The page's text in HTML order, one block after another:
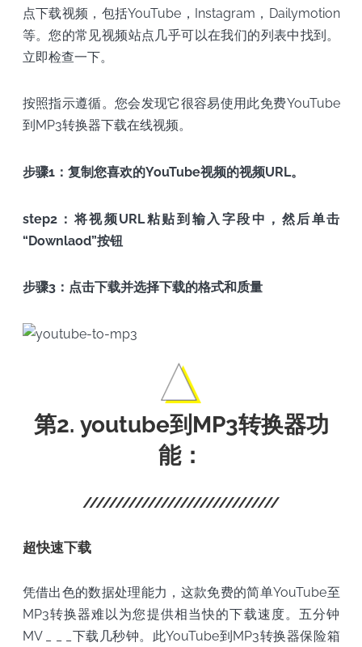
点下载视频，包括YouTube，Instagram，Dailymotion
等。您的常见视频站点几乎可以在我们的列表中找到。
立即检查一下。
按照指示遵循。您会发现它很容易使用此免费YouTube
到MP3转换器下载在线视频。
步骤1：复制您喜欢的YouTube视频的视频URL。
step2：将视频URL粘贴到输入字段中，然后单击
“Downlaod”按钮
步骤3：点击下载并选择下载的格式和质量
第2. youtube到MP3转换器功
能：
超快速下载
凭借出色的数据处理能力，这款免费的简单YouTube至
MP3转换器难以为您提供相当快的下载速度。五分钟
MV _ _ _下载几秒钟。此YouTube到MP3转换器保险箱